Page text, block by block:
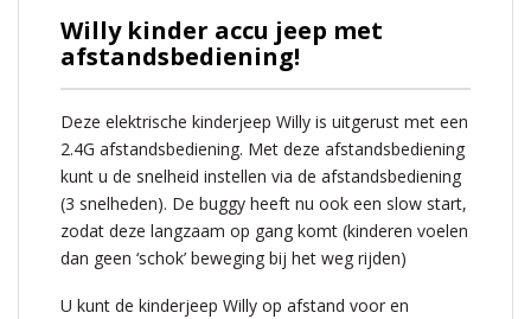
Willy kinder accu jeep met
afstandsbediening!
Deze elektrische kinderjeep Willy is uitgerust met een
2.4G afstandsbediening. Met deze afstandsbediening
kunt u de snelheid instellen via de afstandsbediening
(3 snelheden). De buggy heeft nu ook een slow start,
zodat deze langzaam op gang komt (kinderen voelen
dan geen ‘schok’ beweging bij het weg rijden)
U kunt de kinderjeep Willy op afstand voor en